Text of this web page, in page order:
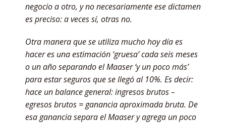
negocio a otro, y no necesariamente ese dictamen
es preciso: a veces sí, otras no.
Otra manera que se utiliza mucho hoy día es
hacer es una estimación ‘gruesa’ cada seis meses
o un año separando el Maaser ‘y un poco más’
para estar seguros que se llegó al 10%. Es decir:
hace un balance general: ingresos brutos –
egresos brutos = ganancia aproximada bruta. De
esa ganancia separa el Maaser y agrega un poco